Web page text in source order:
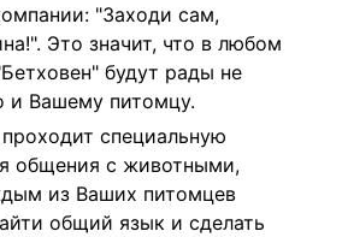
"Заходи сам,
Это значит, что в любом
будут рады не
и Вашему питомцу.
специальную
общения с животными,
из Ваших питомцев
общий язык и сделать